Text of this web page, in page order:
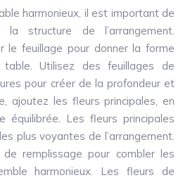
harmonieux, il est important de
la structure de l’arrangement.
le feuillage pour donner la forme
Utilisez des feuillages de
pour créer de la profondeur et
ajoutez les fleurs principales, en
équilibrée. Les fleurs principales
plus voyantes de l’arrangement.
remplissage pour combler les
harmonieux. Les fleurs de